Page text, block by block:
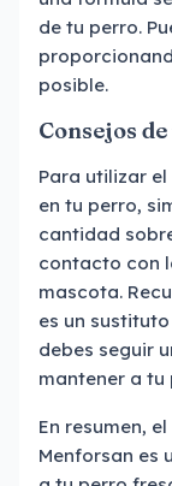
de tu perro.
posible.
Consejos de
Para utilizar
en tu perro,
cantidad
contacto con
mascota.
es un
debes seguir
mantener a
En resumen, el
Menforsan es